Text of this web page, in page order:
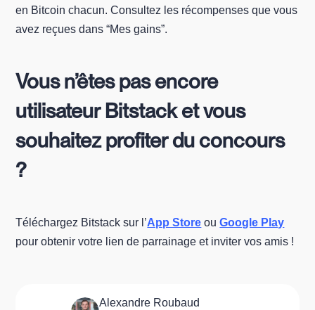
en Bitcoin chacun. Consultez les récompenses que vous
avez reçues dans “Mes gains”.
Vous n’êtes pas encore
utilisateur Bitstack et vous
souhaitez profiter du concours
?
Téléchargez Bitstack sur l’App Store ouGoogle Play
pour obtenir votre lien de parrainage et inviter vos amis !
Alexandre Roubaud